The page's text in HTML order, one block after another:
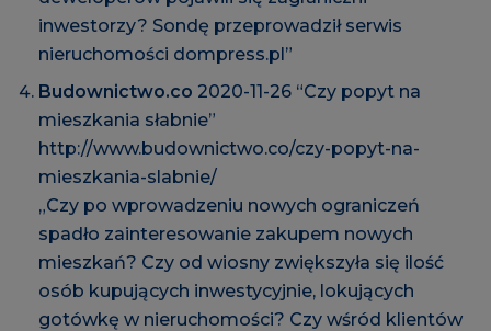
inwestorzy? Sondę przeprowadził serwis
nieruchomości dompress.pl”
Budownictwo.co 2020-11-26 “Czy popyt na
mieszkania słabnie”
http://www.budownictwo.co/czy-popyt-na-
mieszkania-slabnie/
„Czy po wprowadzeniu nowych ograniczeń
spadło zainteresowanie zakupem nowych
mieszkań? Czy od wiosny zwiększyła się ilość
osób kupujących inwestycyjnie, lokujących
gotówkę w nieruchomości? Czy wśród klientów